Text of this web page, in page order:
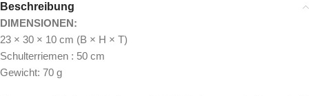
Beschreibung
DIMENSIONEN:
23 × 30 × 10 cm (B × H × T)
Schulterriemen : 50 cm
Gewicht: 70 g